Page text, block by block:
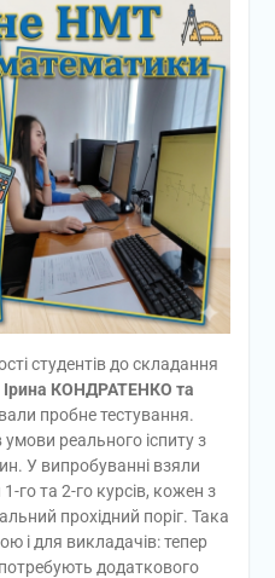
студентів до складання
Ірина КОНДРАТЕНКО та
пробне тестування.
реального іспиту з
У випробуванні взяли
го та 2-го курсів, кожен з
прохідний поріг. Така
і для викладачів: тепер
додаткового